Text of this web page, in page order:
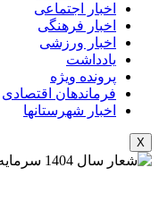
اخبار اجتماعی
اخبار فرهنگی
اخبار ورزشی
یادداشت
پرونده ویژه
فرماندهان اقتصادی
اخبار شهرستانها
X